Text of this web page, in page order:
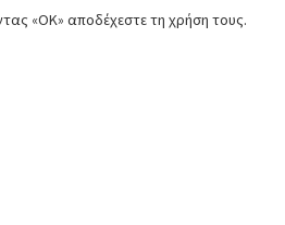
«ΟΚ» αποδέχεστε τη χρήση τους.